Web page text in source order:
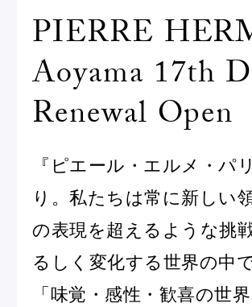
焼き菓子
Sablé et gateaux de
voyage
Thés
アイス
Glaces
PIERRE
Aoyama 17th
Renewal Open
『ピエール・エルメ・パ
り。私たちは常に新しい
の表現を超えるような挑
るしく変化する世界の中
「味覚・感性・歓喜の世